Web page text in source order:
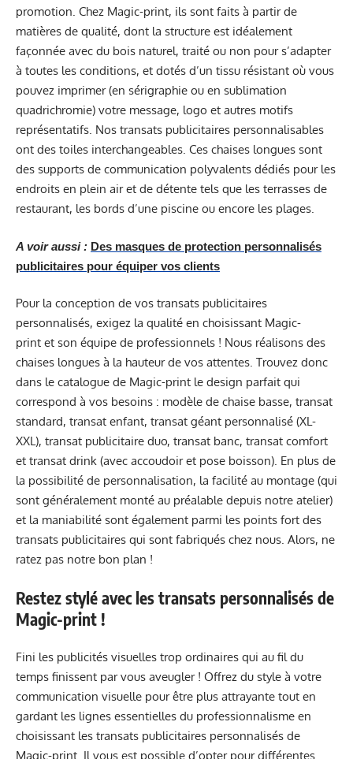
promotion. Chez Magic-print, ils sont faits à partir de
matières de qualité, dont la structure est idéalement
façonnée avec du bois naturel, traité ou non pour s’adapter
à toutes les conditions, et dotés d’un tissu résistant où vous
pouvez imprimer (en sérigraphie ou en sublimation
quadrichromie) votre message, logo et autres motifs
représentatifs. Nos transats publicitaires personnalisables
ont des toiles interchangeables. Ces chaises longues sont
des supports de communication polyvalents dédiés pour les
endroits en plein air et de détente tels que les terrasses de
restaurant, les bords d’une piscine ou encore les plages.
A voir aussi : Des masques de protection personnalisés
publicitaires pour équiper vos clients
Pour la conception de vos transats publicitaires
personnalisés, exigez la qualité en choisissant Magic-
print et son équipe de professionnels ! Nous réalisons des
chaises longues à la hauteur de vos attentes. Trouvez donc
dans le catalogue de Magic-print le design parfait qui
correspond à vos besoins : modèle de chaise basse, transat
standard, transat enfant, transat géant personnalisé (XL-
XXL), transat publicitaire duo, transat banc, transat comfort
et transat drink (avec accoudoir et pose boisson). En plus de
la possibilité de personnalisation, la facilité au montage (qui
sont généralement monté au préalable depuis notre atelier)
et la maniabilité sont également parmi les points fort des
transats publicitaires qui sont fabriqués chez nous. Alors, ne
ratez pas notre bon plan !
Restez stylé avec les transats personnalisés de
Magic-print !
Fini les publicités visuelles trop ordinaires qui au fil du
temps finissent par vous aveugler ! Offrez du style à votre
communication visuelle pour être plus attrayante tout en
gardant les lignes essentielles du professionnalisme en
choisissant les transats publicitaires personnalisés de
Magic-print. Il vous est possible d’opter pour différentes